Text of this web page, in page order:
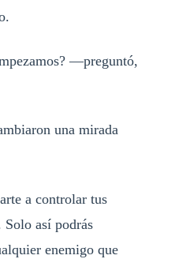
—preguntó,
una mirada
a controlar tus
así podrás
enemigo que